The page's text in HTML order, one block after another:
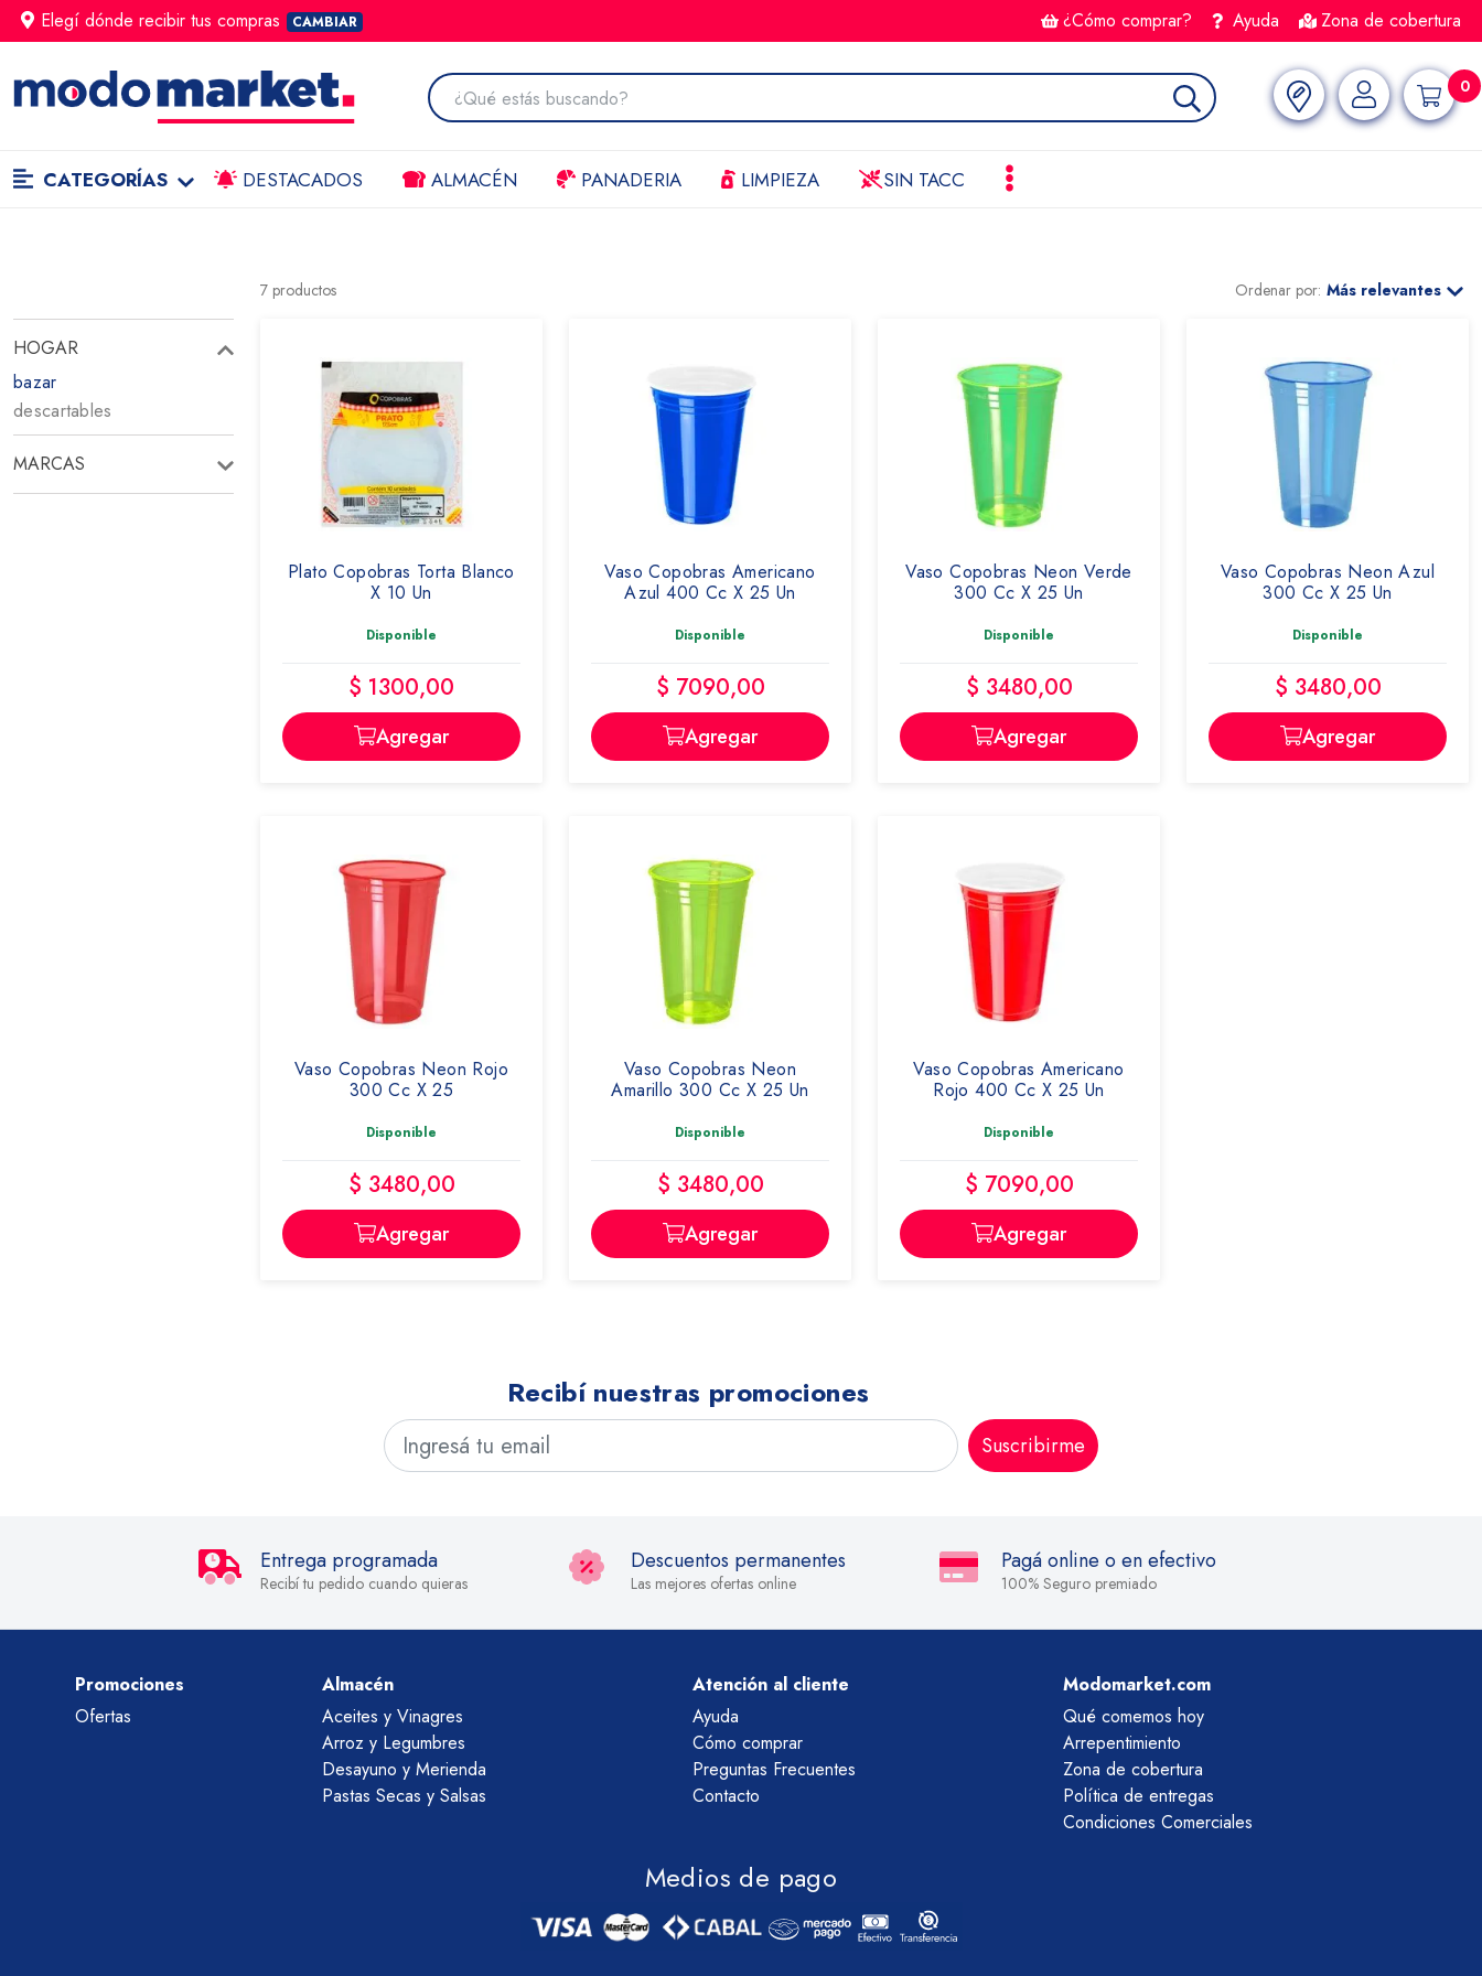
Elegí dónde recibir tus compras CAMBIAR ¿Cómo comprar? Ayuda Zona de cobertura
0
CATEGORÍAS DESTACADOS ALMACÉN PANADERIA LIMPIEZA SIN TACC
7 productos Ordenar por: Más relevantes
HOGAR
bazar
descartables
MARCAS
COPOBRAS
Plato Copobras Torta Blanco
X 10 Un
Disponible
$ 1300,00
Agregar
Vaso Copobras Americano
Azul 400 Cc X 25 Un
Disponible
$ 7090,00
Agregar
Vaso Copobras Neon Verde
300 Cc X 25 Un
Disponible
$ 3480,00
Agregar
Vaso Copobras Neon Azul
300 Cc X 25 Un
Disponible
$ 3480,00
Agregar
Vaso Copobras Neon Rojo
300 Cc X 25
Disponible
$ 3480,00
Agregar
Vaso Copobras Neon
Amarillo 300 Cc X 25 Un
Disponible
$ 3480,00
Agregar
Vaso Copobras Americano
Rojo 400 Cc X 25 Un
Disponible
$ 7090,00
Agregar
Recibí nuestras promociones
Suscribirme
Entrega programada
Recibí tu pedido cuando quieras
Descuentos permanentes
Las mejores ofertas online
Pagá online o en efectivo
100% Seguro premiado
Promociones
Ofertas
Almacén
Aceites y Vinagres
Arroz y Legumbres
Desayuno y Merienda
Pastas Secas y Salsas
Atención al cliente
Ayuda
Cómo comprar
Preguntas Frecuentes
Contacto
Modomarket.com
Qué comemos hoy
Arrepentimiento
Zona de cobertura
Política de entregas
Condiciones Comerciales
Medios de pago